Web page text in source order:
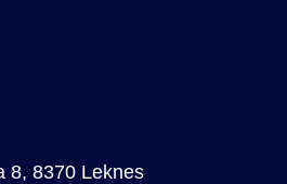
8, 8370 Leknes